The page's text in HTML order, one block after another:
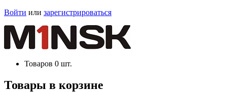
Войти или зарегистрироваться
Товаров 0 шт.
Товары в корзине